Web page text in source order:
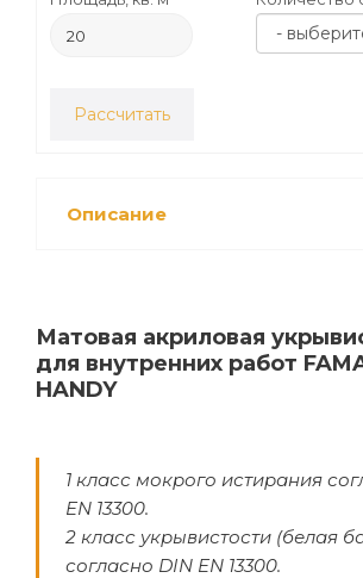
Рассчитать
Описание
Матовая акриловая
для внутренних работ
HANDY
1 класс мокрого истирания
EN 13300.
2 класс укрывистости (белая
согласно DIN EN 13300.